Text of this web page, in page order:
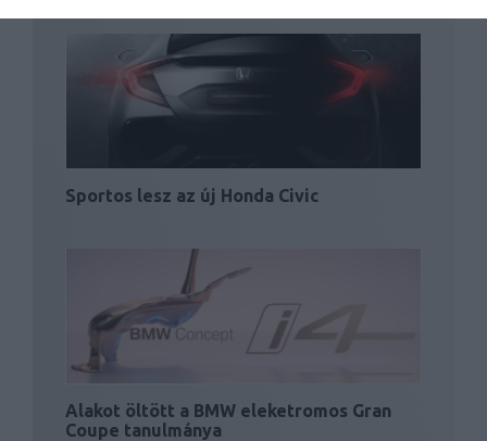
Sportos lesz az új Honda Civic
Alakot öltött a BMW eleketromos Gran
Coupe tanulmánya